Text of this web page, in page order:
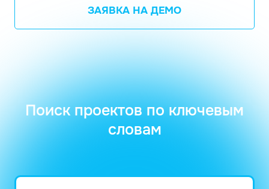
ЗАЯВКА НА ДЕМО
Поиск проектов по ключевым
словам